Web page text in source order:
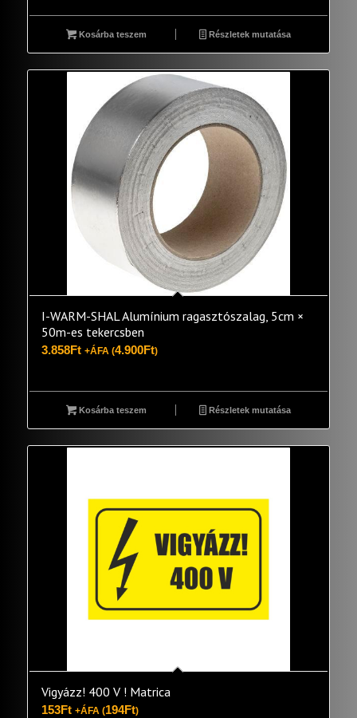
Kosárba teszem Részletek mutatása
I-WARM-SHAL Alumínium ragasztószalag, 5cm ×
50m-es tekercsben
3.858Ft +ÁFA (4.900Ft)
Kosárba teszem Részletek mutatása
Vigyázz! 400 V ! Matrica
153Ft +ÁFA (194Ft)